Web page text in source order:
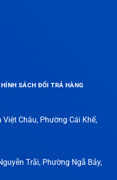
Châu, Phường Cái Khế,
Trãi, Phường Ngã Bảy,
SÁCH ĐỔI TRẢ HÀNG